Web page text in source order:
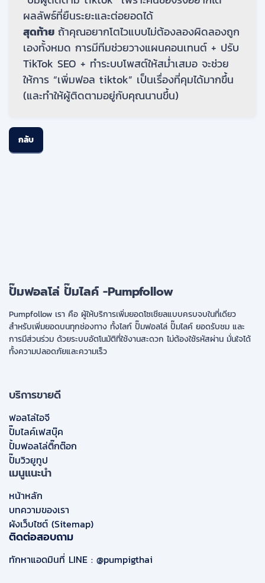
ผลลัพธ์ที่ยืนระยะและต่อยอดได้
สุดท้าย ถ้าคุณอยากโตไวแบบไม่ต้องลองผิดลองถูก
เองทั้งหมด การมีทีมช่วยวางแผนคอนเทนต์ + ปรับ
TikTok SEO + ทำระบบโพสต์ให้สม่ำเสมอ จะช่วย
ให้การ “เพิ่มฟอล tiktok” เป็นเรื่องที่คุมได้มากขึ้น
(และทำให้ผู้ติดตามอยู่กับคุณนานขึ้น)
กลับ
ปั๊มฟอลโล่ ปั๊มไลค์ -Pumpfollow
Pumpfollow เรา คือ ผู้ให้บริการเพิ่มยอดโซเชียลแบบครบจบในที่เดียว
สำหรับเพิ่มยอดบนทุกช่องทาง ทั้งไลก์ ปั๊มฟอลโล่ ปั๊มไลค์ ยอดรับชม และ
การมีส่วนร่วม ด้วยระบบอัตโนมัติที่ใช้งานสะดวก ไม่ต้องใช้รหัสผ่าน มั่นใจได้
ทั้งความปลอดภัยและความเร็ว
บริการขายดี
ฟอลโล่ไอจี
ปั๊มไลค์เฟสบุ๊ค
ปั้มฟอลโล่ติ๊กต๊อก
ปั๊มวิวยูทูป
เมนูแนะนำ
หน้าหลัก
บทความของเรา
ผังเว็บไซต์ (Sitemap)
ติดต่อสอบถาม
ทักหาแอดมินที่ LINE : @pumpigthai